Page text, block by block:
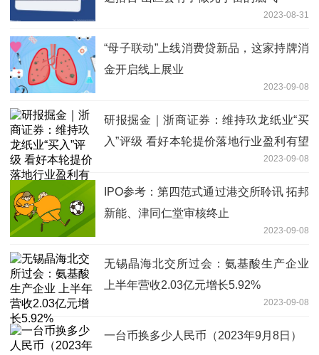
2023-08-31
“母子联动”上线消费贷新品，这家持牌消
金开启线上展业
2023-09-08
研报掘金｜浙商证券：维持玖龙纸业“买
入”评级 看好本轮提价落地行业盈利有望
2023-09-08
IPO参考：第四范式通过港交所聆讯 拓邦
新能、津同仁堂审核终止
2023-09-08
无锡晶海北交所过会：氨基酸生产企业
上半年营收2.03亿元增长5.92%
2023-09-08
一台币换多少人民币（2023年9月8日）